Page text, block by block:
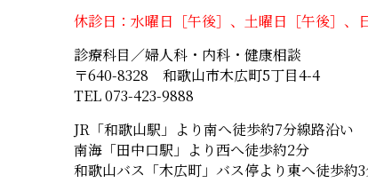
休診日：水曜日［午後］、土曜日［午後］、
診療科目／婦人科・内科・健康相談
〒640-8328 和歌山市木広町5丁目4-4
TEL 073-423-9888
JR「和歌山駅」より南へ徒歩約7分線路沿い
南海「田中口駅」より西へ徒歩約2分
和歌山バス「木広町」バス停より東へ徒歩約